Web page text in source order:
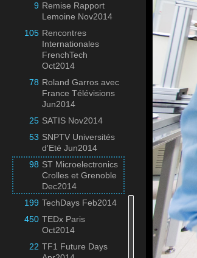
9 Remise Rapport
Lemoine Nov2014
105 Rencontres
Internationales
FrenchTech
Oct2014
78 Roland Garros avec
France Télévisions
Jun2014
25 SATIS Nov2014
53 SNPTV Universités
d'Eté Jun2014
98 ST Microelectronics
Crolles et Grenoble
Dec2014
199 TechDays Feb2014
450 TEDx Paris
Oct2014
22 TF1 Future Days